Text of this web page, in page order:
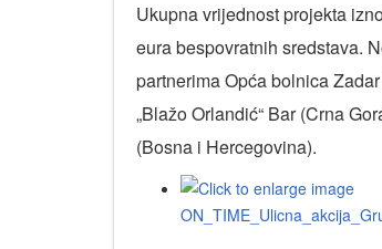
Ukupna vrijednost projekta
eura bespovratnih sredstava.
partnerima Opća bolnica
„Blažo Orlandić“ Bar (Crna
(Bosna i Hercegovina).